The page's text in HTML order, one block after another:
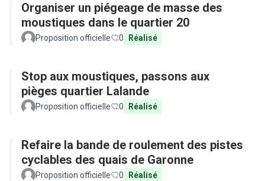
Organiser un piégeage de masse des
moustiques dans le quartier 20
Proposition officielle 0 Réalisé
Stop aux moustiques, passons aux
pièges quartier Lalande
Proposition officielle 0 Réalisé
Refaire la bande de roulement des pistes
cyclables des quais de Garonne
Proposition officielle 0 Réalisé